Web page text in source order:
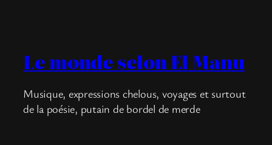
Le monde selon El Manu
Musique, expressions chelous, voyages et surtout
de la poésie, putain de bordel de merde